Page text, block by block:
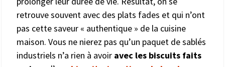
retrouve souvent avec des plats fades et qui n’ont
pas cette saveur « authentique » de la cuisine
maison. Vous ne nierez pas qu’un paquet de sablés
industriels n’a rien à avoir avec les biscuits faits